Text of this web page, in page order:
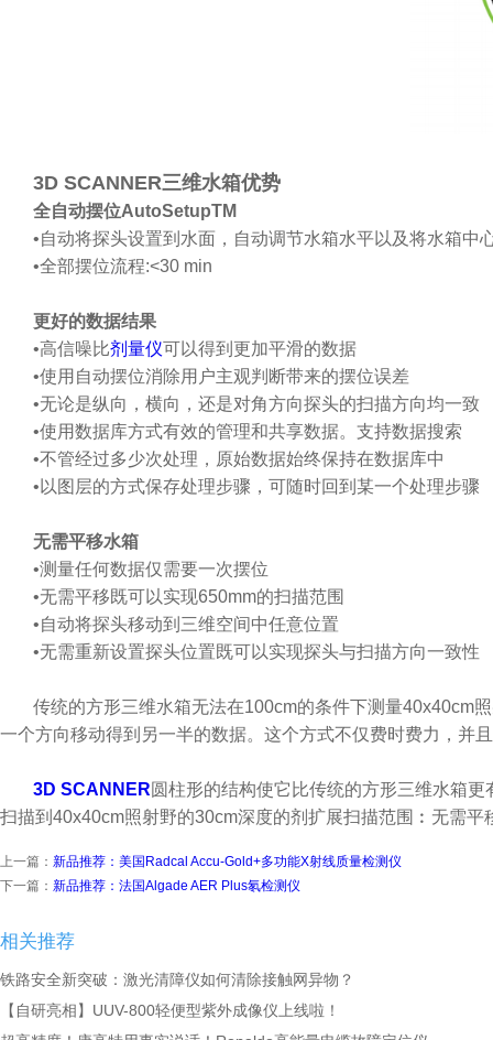
3D SCANNER三维水箱优势
全自动摆位AutoSetupTM
•自动将探头设置到水面，自动调节水箱水平以及将水箱中
•全部摆位流程:<30 min
更好的数据结果
•高信噪比剂量仪可以得到更加平滑的数据
•使用自动摆位消除用户主观判断带来的摆位误差
•无论是纵向，横向，还是对角方向探头的扫描方向均一致
•使用数据库方式有效的管理和共享数据。支持数据搜索
•不管经过多少次处理，原始数据始终保持在数据库中
• 以图层的方式保存处理步骤，可随时回到某一个处理步骤
无需平移水箱
•测量任何数据仅需要一次摆位
•无需平移既可以实现650mm的扫描范围
•自动将探头移动到三维空间中任意位置
•无需重新设置探头位置既可以实现探头与扫描方向一致性
传统的方形三维水箱无法在100cm的条件下测量40x40cm
一个方向移动得到另一半的数据。这个方式不仅费时费力，并
3D SCANNER圆柱形的结构使它比传统的方形三维水箱
扫描到40x40cm照射野的30cm深度的剂扩展扫描范围︰无需
上一篇： 新品推荐：美国Radcal Accu-Gold+多功能X射线质量检测仪
下一篇： 新品推荐：法国Algade AER Plus氡检测仪
相关推荐
铁路安全新突破：激光清障仪如何清除接触网异物？
【自研亮相】UUV-800轻便型紫外成像仪上线啦！